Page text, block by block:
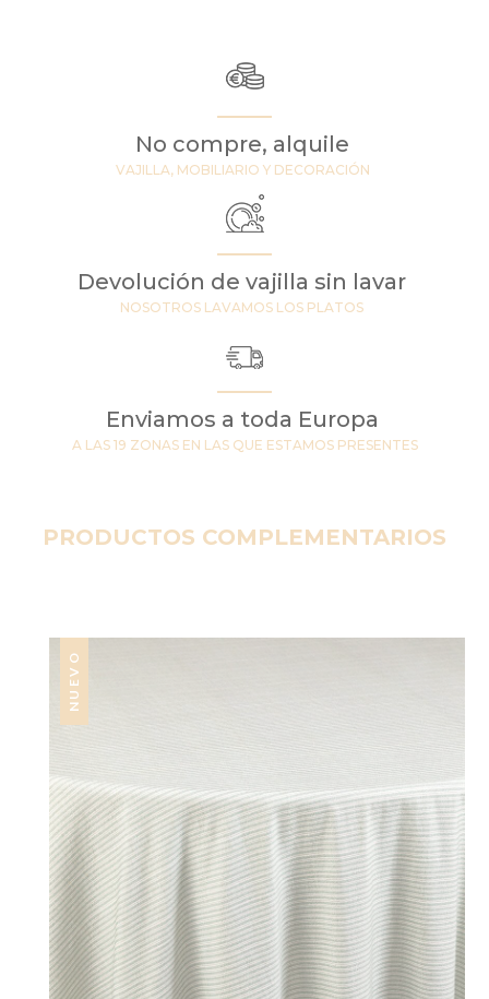
No compre, alquile
VAJILLA, MOBILIARIO Y DECORACIÓN
Devolución de vajilla sin lavar
NOSOTROS LAVAMOS LOS PLATOS
Enviamos a toda Europa
A LAS 19 ZONAS EN LAS QUE ESTAMOS PRESENTES
PRODUCTOS COMPLEMENTARIOS
NUEVO